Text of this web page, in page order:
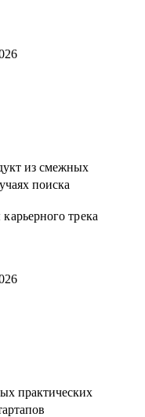
из смежныx
поиска
трека
практических